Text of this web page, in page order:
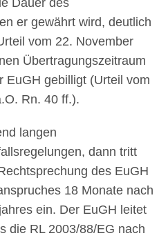
er gewährt wird, deutlich
vom 22. November
Übertragungszeitraum
EuGH gebilligt (Urteil vom
Rn. 40 ff.).
langen
dann tritt
des EuGH
18 Monate nach
ein. Der EuGH leitet
die RL 2003/88/EG nach